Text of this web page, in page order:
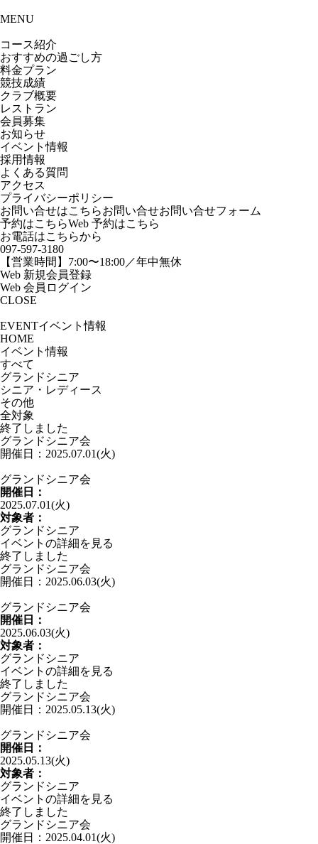
MENU
コース紹介
おすすめの過ごし方
料金プラン
競技成績
クラブ概要
レストラン
会員募集
お知らせ
イベント情報
採用情報
よくある質問
アクセス
プライバシーポリシー
お問い合せはこちらお問い合せお問い合せフォーム
予約はこちらWeb 予約はこちら
お電話はこちらから
097-597-3180
【営業時間】7:00〜18:00／年中無休
Web 新規会員登録
Web 会員ログイン
CLOSE
EVENTイベント情報
HOME
イベント情報
すべて
グランドシニア
シニア・レディース
その他
全対象
終了しました
グランドシニア会
開催日：2025.07.01(火)
グランドシニア会
開催日：
2025.07.01(火)
対象者：
グランドシニア
イベントの詳細を見る
終了しました
グランドシニア会
開催日：2025.06.03(火)
グランドシニア会
開催日：
2025.06.03(火)
対象者：
グランドシニア
イベントの詳細を見る
終了しました
グランドシニア会
開催日：2025.05.13(火)
グランドシニア会
開催日：
2025.05.13(火)
対象者：
グランドシニア
イベントの詳細を見る
終了しました
グランドシニア会
開催日：2025.04.01(火)